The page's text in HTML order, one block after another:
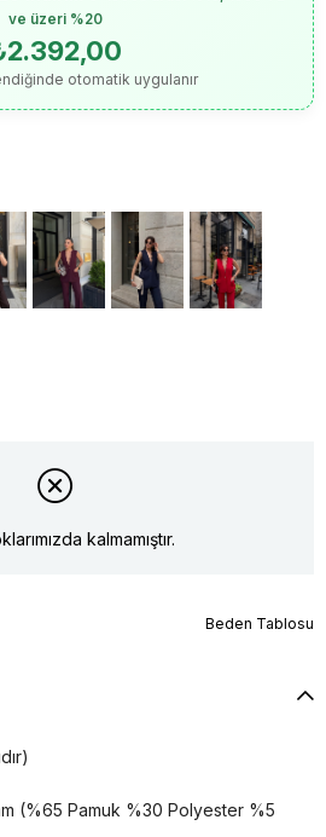
ve üzeri %20
otomatik uygulanır
kalmamıştır.
Beden Tablosu
(%65 Pamuk %30 Polyester %5